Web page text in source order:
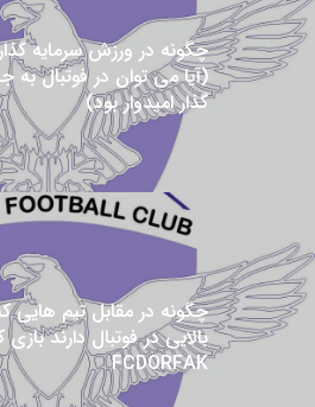
چگونه در ورزش سرمایه
(آیا می توان در فوتبال به
گذار امیدوار بود)
چگونه در مقابل تیم
بالایی در فوتبال دارند بازی
FCDORFAK